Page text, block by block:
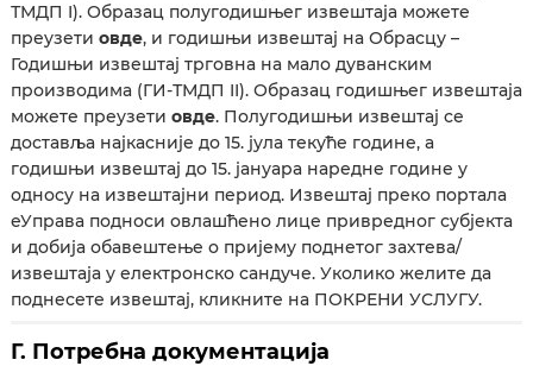
ТМДП I). Образац полугодишњег извештаја можете
преузети овде, и годишњи извештај на Обрасцу –
Годишњи извештај трговна на мало дуванским
производима (ГИ-ТМДП II). Образац годишњег извештаја
можете преузети овде. Полугодишњи извештај се
доставља најкасније до 15. јула текуће године, а
годишњи извештај до 15. јануара наредне године у
односу на извештајни период. Извештај преко портала
еУправа подноси овлашћено лице привредног субјекта
и добија обавештење о пријему поднетог захтева/
извештаја у електронско сандуче. Уколико желите да
поднесете извештај, кликните на ПОКРЕНИ УСЛУГУ.
Г. Потребна документација